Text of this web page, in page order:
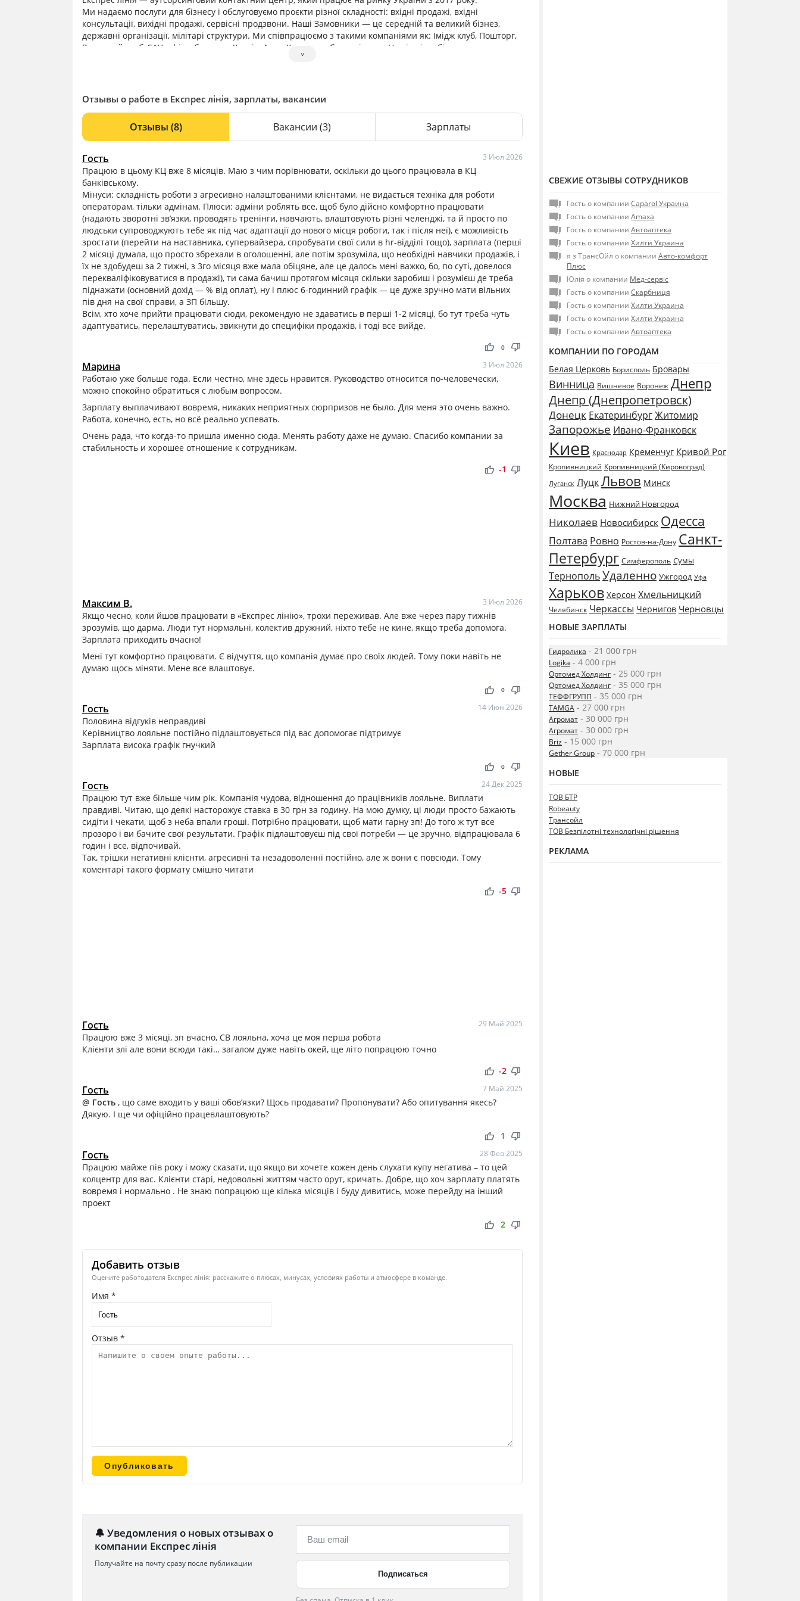
Ми надаємо послуги для бізнесу і обслуговуємо проєкти різної складності: вхідні продажі, вхідні
консультації, вихідні продажі, сервісні продзвони. Наші Замовники — це середній та великий бізнез,
державні організації, мілітарі структури. Ми співпрацюємо з такими компаніями як: Імідж клуб, Пошторг,
Родинний клуб, SAV orbico, бригади: Хартія, Азов, Кракен та багато інших. Наші співробітники — це
˅
Отзывы о работе в Експрес лінія, зарплаты, вакансии
Отзывы (8) Вакансии (3) Зарплаты
Гость 3 Июл 2026
Працюю в цьому КЦ вже 8 місяців. Маю з чим порівнювати, оскільки до цього працювала в КЦ
банківському.
Мінуси: складність роботи з агресивно налаштованими клієнтами, не видається техніка для роботи
операторам, тільки адмінам. Плюси: адміни роблять все, щоб було дійсно комфортно працювати
(надають зворотні зв’язки, проводять тренінги, навчають, влаштовують різні челенджі, та й просто по
людськи супроводжують тебе як під час адаптації до нового місця роботи, так і після неї), є можливість
зростати (перейти на наставника, супервайзера, спробувати свої сили в hr-відділі тощо), зарплата (перші
2 місяці думала, що просто збрехали в оголошенні, але потім зрозуміла, що необхідні навчики продажів, і
їх не здобудеш за 2 тижні, з 3го місяця вже мала обіцяне, але це далось мені важко, бо, по суті, довелося
перекваліфіковуватися в продажі), ти сама бачиш протягом місяця скільки заробиш і розумієш де треба
піднажати (основний дохід — % від оплат), ну і плюс 6-годинний графік — це дуже зручно мати вільних
пів дня на свої справи, а ЗП більшу.
Всім, хто хоче прийти працювати сюди, рекомендую не здаватись в перші 1-2 місяці, бо тут треба чуть
адаптуватись, перелаштуватись, звикнути до специфіки продажів, і тоді все вийде.
thumb_up thumb_down
0
Марина 3 Июл 2026
Работаю уже больше года. Если честно, мне здесь нравится. Руководство относится по-человечески,
можно спокойно обратиться с любым вопросом.
Зарплату выплачивают вовремя, никаких неприятных сюрпризов не было. Для меня это очень важно.
Работа, конечно, есть, но всё реально успевать.
Очень рада, что когда-то пришла именно сюда. Менять работу даже не думаю. Спасибо компании за
стабильность и хорошее отношение к сотрудникам.
thumb_up thumb_down
-1
Максим В. 3 Июл 2026
Якщо чесно, коли йшов працювати в «Експрес лінію», трохи переживав. Але вже через пару тижнів
зрозумів, що дарма. Люди тут нормальні, колектив дружний, ніхто тебе не кине, якщо треба допомога.
Зарплата приходить вчасно!
Мені тут комфортно працювати. Є відчуття, що компанія думає про своїх людей. Тому поки навіть не
думаю щось міняти. Мене все влаштовує.
thumb_up thumb_down
0
Гость 14 Июн 2026
Половина відгуків неправдиві
Керівництво лояльне постійно підлаштовується під вас допомогає підтримує
Зарплата висока графік гнучкий
thumb_up thumb_down
0
Гость 24 Дек 2025
Працюю тут вже більше чим рік. Компанія чудова, відношення до працівників лояльне. Виплати
правдиві. Читаю, що деякі насторожує ставка в 30 грн за годину. На мою думку, ці люди просто бажають
сидіти і чекати, щоб з неба впали гроші. Потрібно працювати, щоб мати гарну зп! До того ж тут все
прозоро і ви бачите свої результати. Графік підлаштовуєш під свої потреби — це зручно, відпрацювала 6
годин і все, відпочивай.
Так, трішки негативні клієнти, агресивні та незадоволенні постійно, але ж вони є повсюди. Тому
коментарі такого формату смішно читати
thumb_up thumb_down
-5
Гость 29 Май 2025
Працюю вже 3 місяці, зп вчасно, СВ лояльна, хоча це моя перша робота
Клієнти злі але вони всюди такі… загалом дуже навіть окей, ще літо попрацюю точно
thumb_up thumb_down
-2
Гость 7 Май 2025
@ Гость , що саме входить у ваші обовʼязки? Щось продавати? Пропонувати? Або опитування якесь?
Дякую. І ще чи офіційно працевлаштовують?
thumb_up thumb_down
1
Гость 28 Фев 2025
Працюю майже пів року і можу сказати, що якщо ви хочете кожен день слухати купу негатива – то цей
колцентр для вас. Клієнти старі, недовольні життям часто орут, кричать. Добре, що хоч зарплату платять
вовремя і нормально . Не знаю попрацюю ще кілька місяців і буду дивитись, може перейду на інший
проект
thumb_up thumb_down
2
Добавить отзыв
Оцените работодателя Експрес лінія: расскажите о плюсах, минусах, условиях работы и атмосфере в команде.
Имя *
Отзыв *
🔔 Уведомления о новых отзывах о
компании Експрес лінія
Получайте на почту сразу после публикации
СВЕЖИЕ ОТЗЫВЫ СОТРУДНИКОВ
Гость о компании Caparol Украина
Гость о компании Amaxa
Гость о компании Автоаптека
Гость о компании Хилти Украина
я з ТрансОйл о компании Авто-комфорт
Плюс
Юлія о компании Мед-сервіс
Гость о компании Скарбниця
Гость о компании Хилти Украина
Гость о компании Хилти Украина
Гость о компании Автоаптека
КОМПАНИИ ПО ГОРОДАМ
Белая Церковь Борисполь Бровары
Винница Вишневое Воронеж Днепр
Днепр (Днепропетровск)
Донецк ЕкатеринбургЖитомир
Запорожье Ивано-Франковск
Киев Краснодар Кременчуг Кривой Рог
Кропивницкий Кропивницкий (Кировоград)
Луганск ЛуцкЛьвов Минск
Москва Нижний Новгород
Николаев Новосибирск Одесса
Полтава Ровно Ростов-на-Дону Санкт-
Петербург Симферополь Сумы
ТернопольУдаленно Ужгород Уфа
Харьков Херсон Хмельницкий
Челябинск Черкассы Чернигов Черновцы
НОВЫЕ ЗАРПЛАТЫ
Гидролика - 21 000 грн
Logika - 4 000 грн
Ортомед Холдинг - 25 000 грн
Ортомед Холдинг - 35 000 грн
ТЕФФГРУПП - 35 000 грн
TAMGA - 27 000 грн
Агромат - 30 000 грн
Агромат - 30 000 грн
Briz - 15 000 грн
Gether Group - 70 000 грн
НОВЫЕ
ТОВ БТР
Robeauty
Трансойл
ТОВ Безпілотні технологічні рішення
РЕКЛАМА